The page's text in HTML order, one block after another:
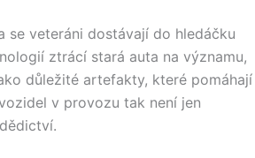
veteráni dostávají do hledáčku
ztrácí stará auta na významu,
důležité artefakty, které pomáhají
v provozu tak není jen